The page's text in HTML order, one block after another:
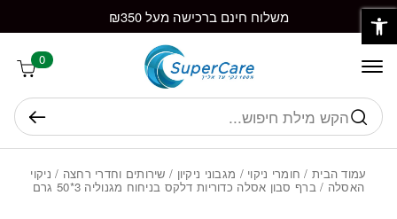
Skip to Content משלוח חינם ברכישה מעל ₪350
0
חיפוש
עמוד הבית / חומרי ניקוי / מגבוני ניקיון / שירותים וחדרי רחצה / ניקוי
האסלה / ברף סבון אסלה כדוריות דלקס בניחוח מגנוליה 3*50 גרם
בחזרה למעלה
פתח סרגל נגישות